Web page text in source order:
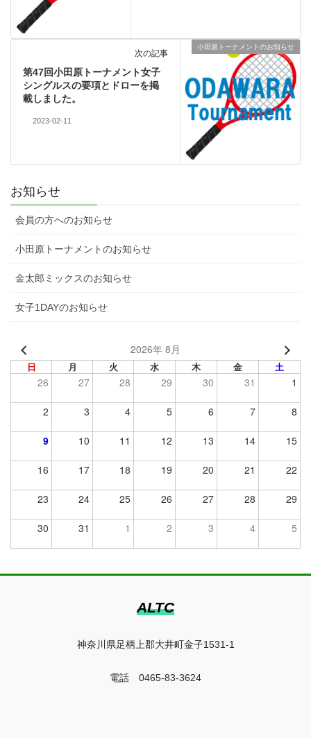
小田原トーナメントのお知らせ
次の記事
第47回小田原トーナメント女子
シングルスの要項とドローを掲
載しました。
2023-02-11
お知らせ
会員の方へのお知らせ
小田原トーナメントのお知らせ
金太郎ミックスのお知らせ
女子1DAYのお知らせ
2026年 8月
日 月 火 水 木 金 土
26 27 28 29 30 31 1
2 3 4 5 6 7 8
9 10 11 12 13 14 15
16 17 18 19 20 21 22
23 24 25 26 27 28 29
30 31 1 2 3 4 5
ALTC
神奈川県足柄上郡大井町金子1531-1
電話 0465-83-3624